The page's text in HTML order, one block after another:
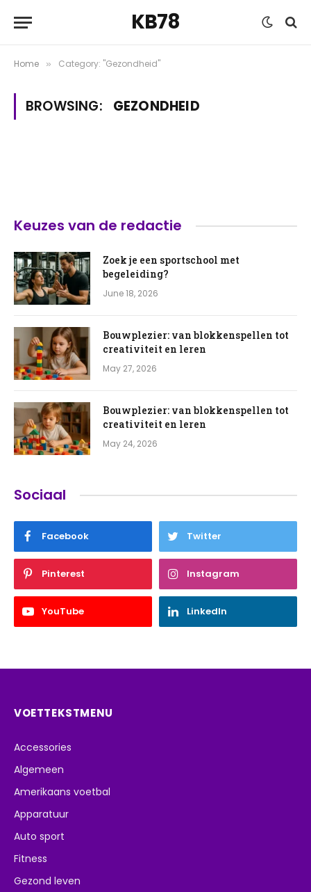
KB78
Home » Category: "Gezondheid"
BROWSING: GEZONDHEID
Keuzes van de redactie
Zoek je een sportschool met
begeleiding?
June 18, 2026
Bouwplezier: van blokkenspellen tot
creativiteit en leren
May 27, 2026
Bouwplezier: van blokkenspellen tot
creativiteit en leren
May 24, 2026
Sociaal
Facebook Twitter
Pinterest Instagram
YouTube LinkedIn
VOETTEKSTMENU
Accessories
Algemeen
Amerikaans voetbal
Apparatuur
Auto sport
Fitness
Gezond leven